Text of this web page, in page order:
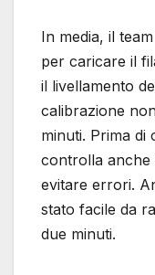
In media, il
per caricare il
il livellamento
calibrazione
minuti. Prima di
controlla anche
evitare errori.
stato facile da
due minuti.